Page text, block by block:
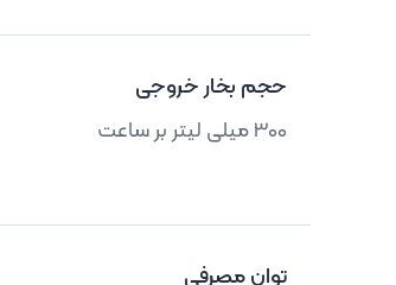
حجم بخار خروجی
300 میلی لیتر بر ساعت
توان مصرفی